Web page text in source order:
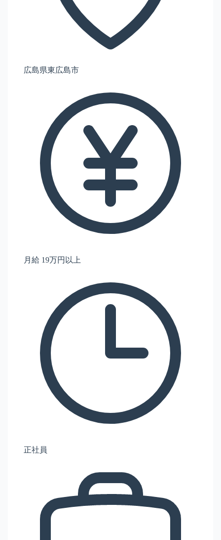
広島県東広島市
月給 19万円以上
正社員